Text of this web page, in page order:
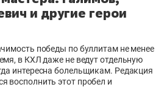
и другие герои
победы по буллитам не менее
в КХЛ даже не ведут отдельную
интересна болельщикам. Редакция
восполнить этот пробел и